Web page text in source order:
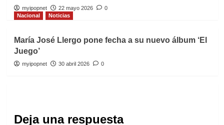
myipopnet 22 mayo 2026
0
Nacional
Noticias
María José Llergo pone fecha a su nuevo álbum ‘El
Juego’
myipopnet 30 abril 2026 0
Deja una respuesta